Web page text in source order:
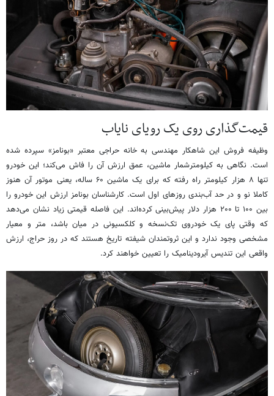
قیمت‌گذاری روی یک رویای نایاب
وظیفه فروش این شاهکار مهندسی به خانه حراجی معتبر «بونامز» سپرده شده
است. نگاهی به کیلومترشمار ماشین، عمق ارزش آن را فاش می‌کند؛ این خودرو
تنها ۸ هزار کیلومتر راه رفته که برای یک ماشین ۶۰ ساله، یعنی موتور آن هنوز
کاملا نو و در حد آب‌بندی روزهای اول است. کارشناسان بونامز ارزش این خودرو را
بین ۱۰۰ تا ۲۰۰ هزار دلار پیش‌بینی کرده‌اند. این فاصله قیمتی زیاد نشان می‌دهد
که وقتی پای یک خودروی تک‌نسخه و کلکسیونی در میان باشد، متر و معیار
مشخصی وجود ندارد و این ثروتمندان شیفته تاریخ هستند که در روز حراج، ارزش
واقعی این تندیس آیرودینامیک را تعیین خواهند کرد.